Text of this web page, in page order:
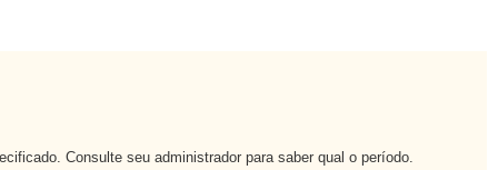
Consulte seu administrador para saber qual o período.